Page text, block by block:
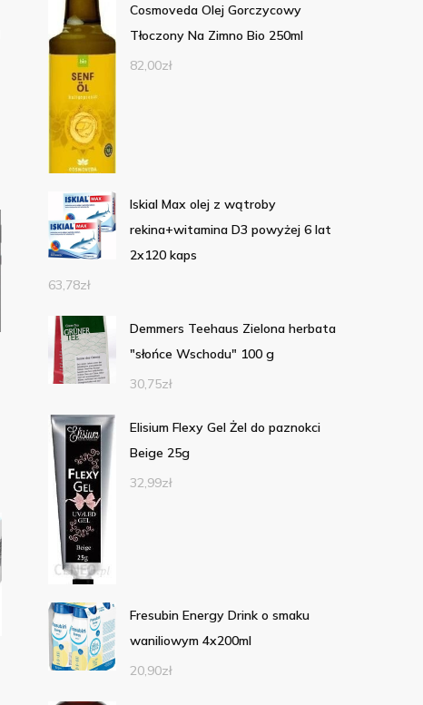
Cosmoveda Olej Gorczycowy
Tłoczony Na Zimno Bio 250ml
82,00zł
Iskial Max olej z wątroby
rekina+witamina D3 powyżej 6 lat
2x120 kaps
63,78zł
Demmers Teehaus Zielona herbata
"słońce Wschodu" 100 g
30,75zł
Elisium Flexy Gel Żel do paznokci
Beige 25g
32,99zł
Fresubin Energy Drink o smaku
waniliowym 4x200ml
20,90zł